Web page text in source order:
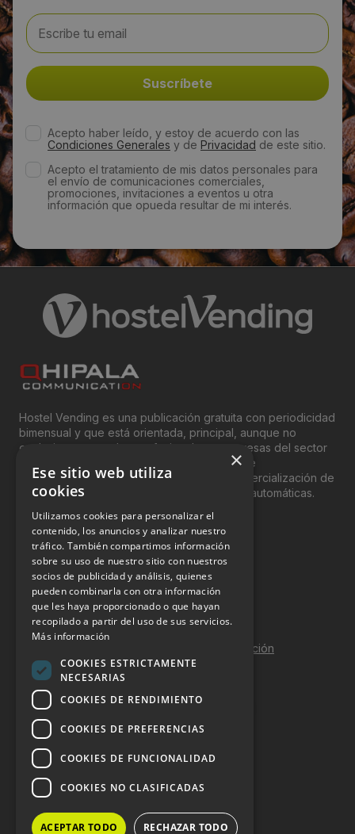
Teléfono:
Email:
marketing@openblue24h.es
Web:
Visitas a producto:
2688
Fecha de publicación de producto:
Martes 19 Septiembre 2017
Acepto haber leído, y estoy de acuerdo con las
Condiciones Generales y de Privacidad de este sitio.
Acepto el tratamiento de mis datos personales para
el envío de comunicaciones comerciales,
promociones, invitaciones a eventos u otra
información que opueda resultar de mi interés.
Hostel Vending es una publicación gratuita con periodicidad
bimensual y que está orientada, principal, aunque no
exclusivamente, a los profesionales y empresas del sector
del “Vending”; nombre con el que se conoce
genéricamente entre profesionales a la comercialización de
productos y servicios a través de máquinas automáticas.
INFORMACIÓN LEGAL
Aviso Legal
Política de Privacidad
Política de Cookies
Política de calidad y seguridad de la información
Contacto
DOSSIER Y CONTRATACIÓN
Dossier 2026 (ES)
Dossier 2026 (EN)
×
Ese sitio web utiliza
cookies
Utilizamos cookies para personalizar el
contenido, los anuncios y analizar nuestro
tráfico. También compartimos información
sobre su uso de nuestro sitio con nuestros
socios de publicidad y análisis, quienes
pueden combinarla con otra información
que les haya proporcionado o que hayan
recopilado a partir del uso de sus servicios.
Más información
COOKIES ESTRICTAMENTE
NECESARIAS
COOKIES DE RENDIMIENTO
COOKIES DE PREFERENCIAS
COOKIES DE FUNCIONALIDAD
COOKIES NO CLASIFICADAS
ACEPTAR TODO RECHAZAR TODO